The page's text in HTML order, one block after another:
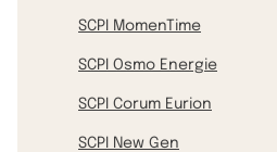
SCPI MomenTime
SCPI Osmo Energie
SCPI Corum Eurion
SCPI New Gen